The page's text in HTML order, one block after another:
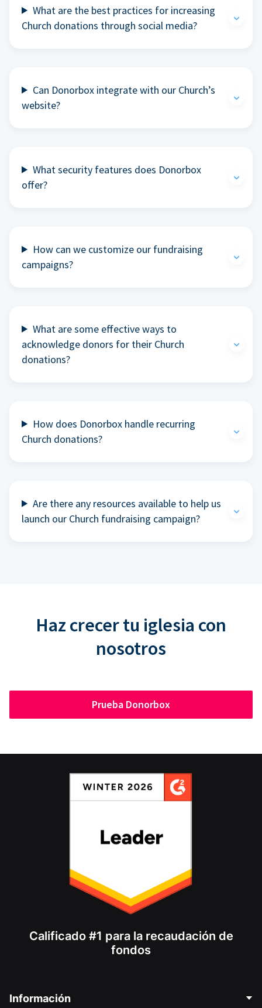
What are the best practices for increasing
Church donations through social media?
Can Donorbox integrate with our Church’s
website?
What security features does Donorbox
offer?
How can we customize our fundraising
campaigns?
What are some effective ways to
acknowledge donors for their Church
donations?
How does Donorbox handle recurring
Church donations?
Are there any resources available to help us
launch our Church fundraising campaign?
Haz crecer tu iglesia con
nosotros
Prueba Donorbox
Calificado #1 para la recaudación de
fondos
Información